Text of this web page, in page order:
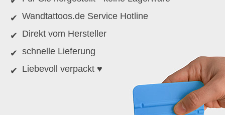
Wandtattoos.de Service Hotline
Direkt vom Hersteller
schnelle Lieferung
Liebevoll verpackt ♥